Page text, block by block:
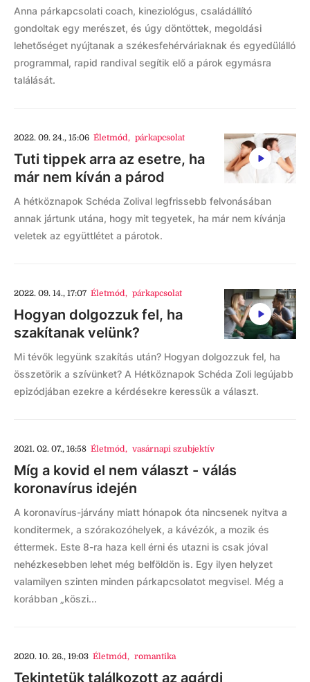
Anna párkapcsolati coach, kineziológus, családállító
gondoltak egy merészet, és úgy döntöttek, megoldási
lehetőséget nyújtanak a székesfehérváriaknak és egyedülálló
programmal, rapid randival segítik elő a párok egymásra
találását.
2022. 09. 24., 15:06 Életmód, párkapcsolat
Tuti tippek arra az esetre, ha
már nem kíván a párod
A hétköznapok Schéda Zolival legfrissebb felvonásában
annak jártunk utána, hogy mit tegyetek, ha már nem kívánja
veletek az együttlétet a párotok.
2022. 09. 14., 17:07 Életmód, párkapcsolat
Hogyan dolgozzuk fel, ha
szakítanak velünk?
Mi tévők legyünk szakítás után? Hogyan dolgozzuk fel, ha
összetörik a szívünket? A Hétköznapok Schéda Zoli legújabb
epizódjában ezekre a kérdésekre keressük a választ.
2021. 02. 07., 16:58 Életmód, vasárnapi szubjektív
Míg a kovid el nem választ - válás
koronavírus idején
A koronavírus-járvány miatt hónapok óta nincsenek nyitva a
konditermek, a szórakozóhelyek, a kávézók, a mozik és
éttermek. Este 8-ra haza kell érni és utazni is csak jóval
nehézkesebben lehet még belföldön is. Egy ilyen helyzet
valamilyen szinten minden párkapcsolatot megvisel. Még a
korábban „köszi...
2020. 10. 26., 19:03 Életmód, romantika
Tekintetük találkozott az agárdi